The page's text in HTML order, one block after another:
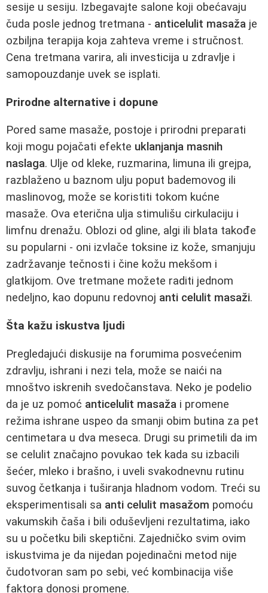
sesije u sesiju. Izbegavajte salone koji obećavaju
čuda posle jednog tretmana - anticelulit masaža je
ozbiljna terapija koja zahteva vreme i stručnost.
Cena tretmana varira, ali investicija u zdravlje i
samopouzdanje uvek se isplati.
Prirodne alternative i dopune
Pored same masaže, postoje i prirodni preparati
koji mogu pojačati efekte uklanjanja masnih
naslaga. Ulje od kleke, ruzmarina, limuna ili grejpa,
razblaženo u baznom ulju poput bademovog ili
maslinovog, može se koristiti tokom kućne
masaže. Ova eterična ulja stimulišu cirkulaciju i
limfnu drenažu. Oblozi od gline, algi ili blata takođe
su popularni - oni izvlače toksine iz kože, smanjuju
zadržavanje tečnosti i čine kožu mekšom i
glatkijom. Ove tretmane možete raditi jednom
nedeljno, kao dopunu redovnoj anti celulit masaži.
Šta kažu iskustva ljudi
Pregledajući diskusije na forumima posvećenim
zdravlju, ishrani i nezi tela, može se naići na
mnoštvo iskrenih svedočanstava. Neko je podelio
da je uz pomoć anticelulit masaža i promene
režima ishrane uspeo da smanji obim butina za pet
centimetara u dva meseca. Drugi su primetili da im
se celulit značajno povukao tek kada su izbacili
šećer, mleko i brašno, i uveli svakodnevnu rutinu
suvog četkanja i tuširanja hladnom vodom. Treći su
eksperimentisali sa anti celulit masažom pomoću
vakumskih čaša i bili oduševljeni rezultatima, iako
su u početku bili skeptični. Zajedničko svim ovim
iskustvima je da nijedan pojedinačni metod nije
čudotvoran sam po sebi, već kombinacija više
faktora donosi promene.